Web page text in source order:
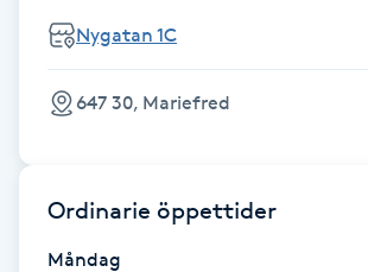
Hudvård
Hyaluronsyra
Hypnos
Nygatan 1C
647 30, Mariefred
Ordinarie öppettider
Måndag